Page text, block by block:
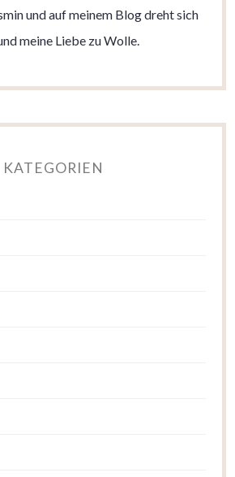
und auf meinem Blog dreht sich
meine Liebe zu Wolle.
KATEGORIEN